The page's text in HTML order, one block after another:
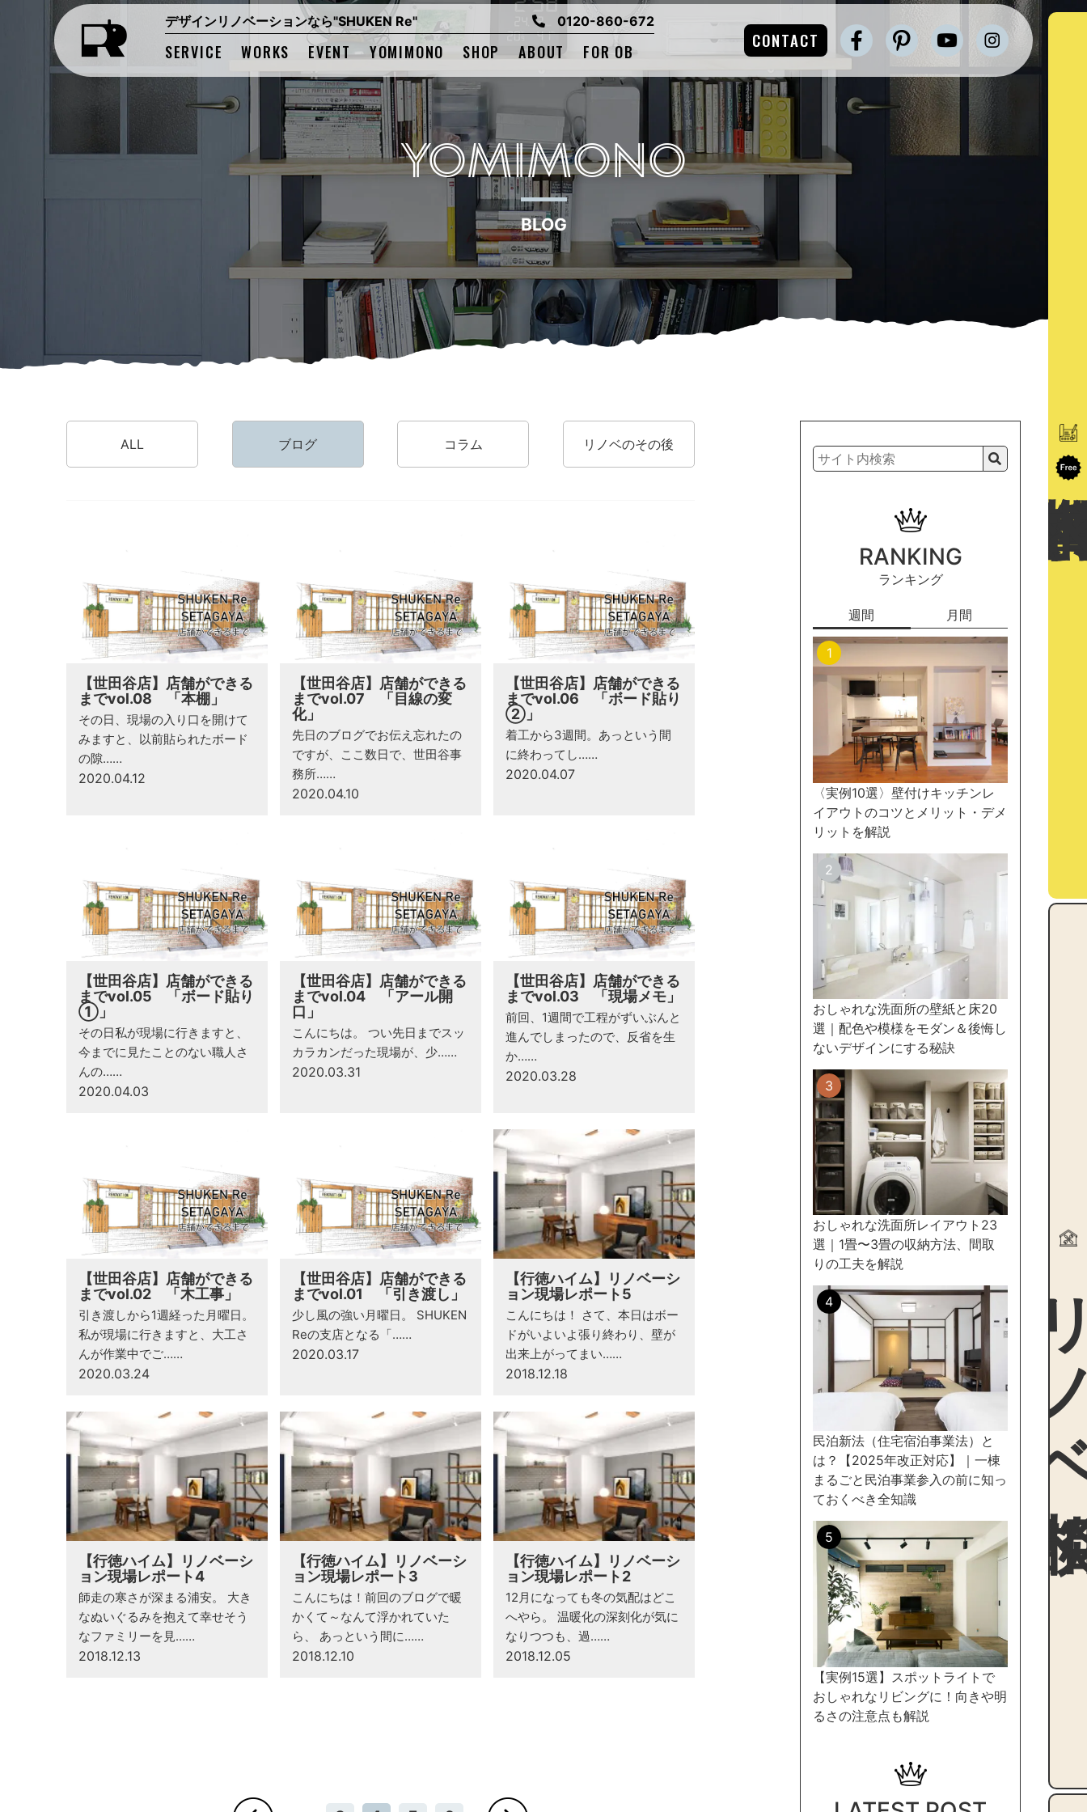
デザインリノベーションなら"SHUKEN Re" 0120-860-672
SERVICE WORKS EVENT YOMIMONO SHOP ABOUT FOR OB
CONTACT
YOMIMONO
BLOG
ALL ブログ コラム リノベのその後
【世田谷店】店舗ができる
までvol.08 「本棚」
その日、現場の入り口を開けて
みますと、以前貼られたボード
の隙……
2020.04.12
【世田谷店】店舗ができる
までvol.07 「目線の変
化」
先日のブログでお伝え忘れたの
ですが、ここ数日で、世田谷事
務所……
2020.04.10
【世田谷店】店舗ができる
までvol.06 「ボード貼り
②」
着工から3週間。あっという間
に終わってし……
2020.04.07
【世田谷店】店舗ができる
までvol.05 「ボード貼り
①」
その日私が現場に行きますと、
今までに見たことのない職人さ
んの……
2020.04.03
【世田谷店】店舗ができる
までvol.04 「アール開
口」
こんにちは。 つい先日までスッ
カラカンだった現場が、少……
2020.03.31
【世田谷店】店舗ができる
までvol.03 「現場メモ」
前回、1週間で工程がずいぶんと
進んでしまったので、反省を生
か……
2020.03.28
【世田谷店】店舗ができる
までvol.02 「木工事」
引き渡しから1週経った月曜日。
私が現場に行きますと、大工さ
んが作業中でご……
2020.03.24
【世田谷店】店舗ができる
までvol.01 「引き渡し」
少し風の強い月曜日。 SHUKEN
Reの支店となる「……
2020.03.17
【行徳ハイム】リノベーシ
ョン現場レポート5
こんにちは！ さて、本日はボー
ドがいよいよ張り終わり、壁が
出来上がってまい……
2018.12.18
【行徳ハイム】リノベーシ
ョン現場レポート4
師走の寒さが深まる浦安。 大き
なぬいぐるみを抱えて幸せそう
なファミリーを見……
2018.12.13
【行徳ハイム】リノベーシ
ョン現場レポート3
こんにちは！前回のブログで暖
かくて～なんて浮かれていた
ら、 あっという間に……
2018.12.10
【行徳ハイム】リノベーシ
ョン現場レポート2
12月になっても冬の気配はどこ
へやら。 温暖化の深刻化が気に
なりつつも、過……
2018.12.05
RANKING
ランキング
週間 月間
〈実例10選〉壁付けキッチンレ
イアウトのコツとメリット・デメ
リットを解説
おしゃれな洗面所の壁紙と床20
選｜配色や模様をモダン＆後悔し
ないデザインにする秘訣
おしゃれな洗面所レイアウト23
選｜1畳〜3畳の収納方法、間取
りの工夫を解説
民泊新法（住宅宿泊事業法）と
は？【2025年改正対応】｜一棟
まるごと民泊事業参入の前に知っ
ておくべき全知識
【実例15選】スポットライトで
おしゃれなリビングに！向きや明
るさの注意点も解説
リ